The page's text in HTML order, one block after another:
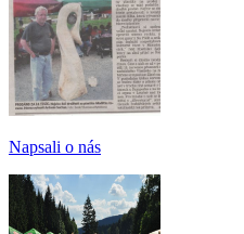
Napsali o nás